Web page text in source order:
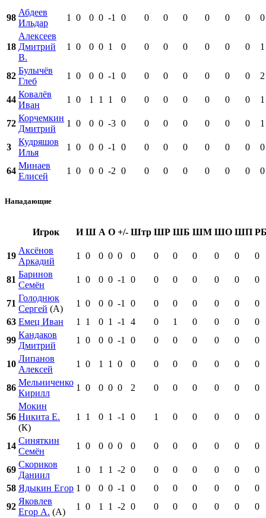
98
Абдеев
Ильдар
1 0 0 0 -1 0 0 0 0 0 0 0 0
18
Алексеев
Дмитрий
В.
1 0 0 0 1 0 0 0 0 0 0 0 1
82
Булычёв
Глеб
1 0 0 0 -1 0 0 0 0 0 0 0 2
44
Ковалёв
Иван
1 0 1 1 1 0 0 0 0 0 0 0 1
72
Корчемкин
Дмитрий
1 0 0 0 -3 0 0 0 0 0 0 0 1
3
Кудряшов
Илья
1 0 0 0 -1 0 0 0 0 0 0 0 0
64
Минаев
Елисей
1 0 0 0 -2 0 0 0 0 0 0 0 0
Нападающие
Игрок И Ш А О +/- Штр ШР ШБ ШМ ШО ШП
19
Аксёнов
Аркадий
1 0 0 0 0 0 0 0 0 0 0 0
81
Баринов
Семён
1 0 0 0 -1 0 0 0 0 0 0 0
71
Голоднюк
Сергей (А)
1 0 0 0 -1 0 0 0 0 0 0
0
63 Емец Иван 1 1 0 1 -1 4 0 1 0 0 0
0
99
Кандаков
Дмитрий
1 0 0 0 -1 0 0 0 0 0 0 0
10
Липанов
Алексей
1 0 1 1 0 0 0 0 0 0 0 0
86
Мельниченко
Кирилл
1 0 0 0 0 2 0 0 0 0 0 0
56
Мокин
Никита Е.
(К)
1 1 0 1 -1 0 1 0 0 0 0 0
14
Синяткин
Семён
1 0 0 0 0 0 0 0 0 0 0 0
69
Скориков
Даниил
1 0 1 1 -2 0 0 0 0 0 0
0
58 Ядыкин Егор 1 0 0 0 -1 0 0 0 0 0 0
0
92
Яковлев
Егор А. (А)
1 0 1 1 -2 0 0 0 0 0 0
0